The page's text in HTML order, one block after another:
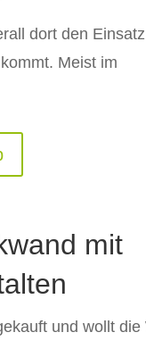
dort den
Meist im
mit
und wollt die